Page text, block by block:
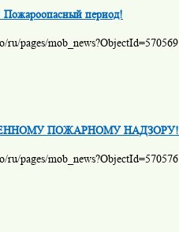
период!
pages/mob_news?ObjectId=570569
ПОЖАРНОМУ НАДЗОРУ!
pages/mob_news?ObjectId=570576